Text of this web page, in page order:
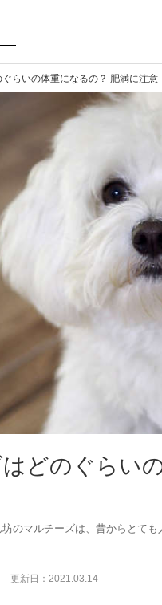
らいの体重になるの？ 肥満に注意
どのぐらい
のマルチーズは、昔からとて
更新日： 2021.03.14